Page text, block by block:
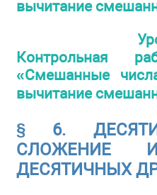
вычитание
Контрольная
«Смешанные
вычитание
§ 6.
СЛОЖЕНИЕ
ДЕСЯТИЧНЫХ